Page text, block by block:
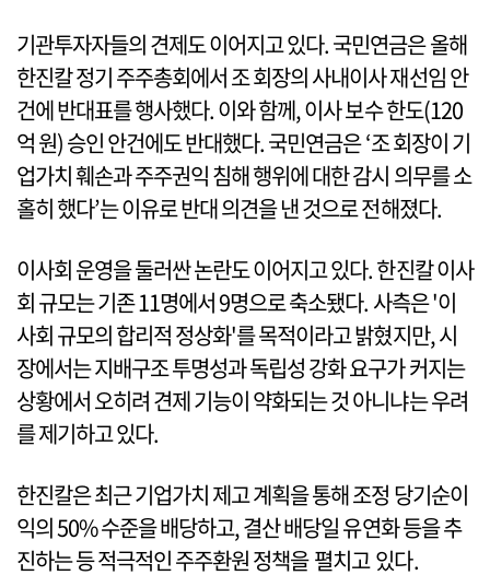
기관투자자들의 견제도 이어지고 있다. 국민연금은 올해
한진칼 정기 주주총회에서 조 회장의 사내이사 재선임 안
건에 반대표를 행사했다. 이와 함께, 이사 보수 한도(120
억 원) 승인 안건에도 반대했다. 국민연금은 ‘조 회장이 기
업가치 훼손과 주주권익 침해 행위에 대한 감시 의무를 소
홀히 했다’는 이유로 반대 의견을 낸 것으로 전해졌다.
이사회 운영을 둘러싼 논란도 이어지고 있다. 한진칼 이사
회 규모는 기존 11명에서 9명으로 축소됐다. 사측은 '이
사회 규모의 합리적 정상화'를 목적이라고 밝혔지만, 시
장에서는 지배구조 투명성과 독립성 강화 요구가 커지는
상황에서 오히려 견제 기능이 약화되는 것 아니냐는 우려
를 제기하고 있다.
한진칼은 최근 기업가치 제고 계획을 통해 조정 당기순이
익의 50% 수준을 배당하고, 결산 배당일 유연화 등을 추
진하는 등 적극적인 주주환원 정책을 펼치고 있다.